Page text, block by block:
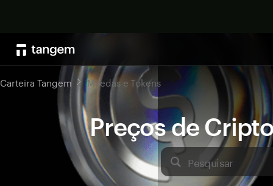
Preços de
Pesquisar
Carteira Tangem Moedas e Tokens